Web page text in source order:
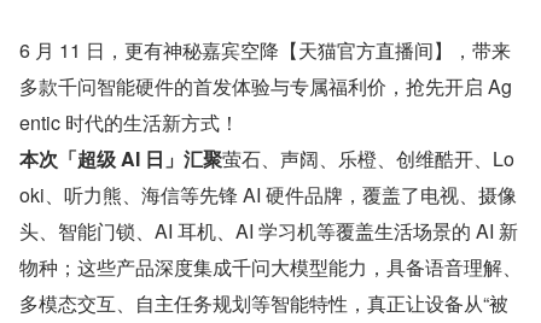
6 月 11 日，更有神秘嘉宾空降【天猫官方直播间】，带来
多款千问智能硬件的首发体验与专属福利价，抢先开启 Ag
entic 时代的生活新方式！
本次「超级 AI 日」汇聚萤石、声阔、乐橙、创维酷开、Lo
oki、听力熊、海信等先锋 AI 硬件品牌，覆盖了电视、摄像
头、智能门锁、AI 耳机、AI 学习机等覆盖生活场景的 AI 新
物种；这些产品深度集成千问大模型能力，具备语音理解、
多模态交互、自主任务规划等智能特性，真正让设备从“被